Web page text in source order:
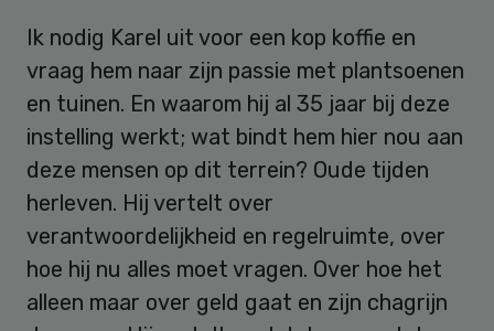
Ik nodig Karel uit voor een kop koffie en
vraag hem naar zijn passie met plantsoenen
en tuinen. En waarom hij al 35 jaar bij deze
instelling werkt; wat bindt hem hier nou aan
deze mensen op dit terrein? Oude tijden
herleven. Hij vertelt over
verantwoordelijkheid en regelruimte, over
hoe hij nu alles moet vragen. Over hoe het
alleen maar over geld gaat en zijn chagrijn